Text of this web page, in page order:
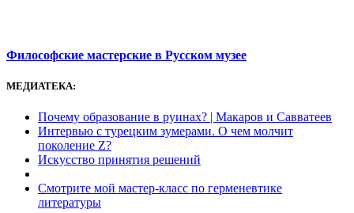
Философские мастерские в Русском музее
МЕДИАТЕКА:
Почему образование в руинах? | Макаров и Савватеев
Интервью с турецким зумерами. О чем молчит
поколение Z?
Искусство принятия решений
Смотрите мой мастер-класс по герменевтике
литературы